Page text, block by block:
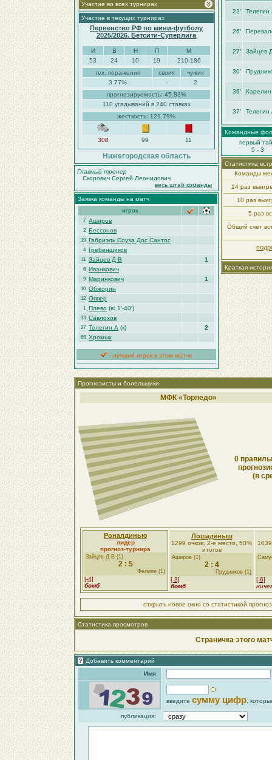
Участие во всех турнирах
Участие в текущих турнирах
Первенство РФ по мини-футболу
2025/2026. Бетсити-Суперлига
И В Н П
М
53
24 10 19
210-186
тех. поражения
своих
чужих
3.77%
-
2
прогнозируемость: 45.83%
110 угадываний в 240 ставках
жесткость: 121.79%
308 99 11
Нижегородская область
Главный тренер
Скорович Сергей Леонидович
весь штаб команды
Заявка команды на матч
игрок
7 Аширов
2 Бессонов
19 Габриэль Соуза Дос Сантос
4 Гребенщиков
11 Зайцев Д В 1
6 Иванкович
9 Маринкович 1
10 Обжорин
12 Оппер
1 Плево (в: 1′-40′)
13 Савлохов
27 Телегин А (к) 2
66 Хромых
- лучший игрок в этом матче
22′ Телегин
26′
27′ Зайцев
30′
36′
37′ Телегин
Командные
первый
5 - 3
Статистика
Команды
14 раз
10 раз
5 раз
Общий счет
Краткая
Прогнозисты и болельщики
МФК «Торпедо»
0
(в
Роналдинью
лидер
прогноз-турнира
Зайцев Д В (1)
2 : 5
Фелипе (1)
[-4]
бомб
Лошадёныш
1299 очков, 2-е место, 50%
итогов
Аширов (1)
2 : 4
Прудников (1)
[-3]
бомб
[-6]
открыть новое окно со статистикой
Статистика просмотров
Страничка этого
Добавить комментарий
Имя
введите сумму цифр ,
публикация: